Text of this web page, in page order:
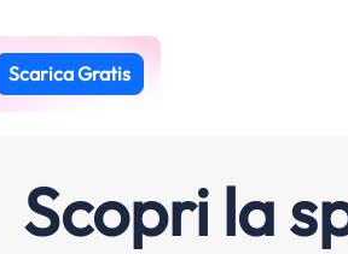
Scarica Gratis
Scopri la